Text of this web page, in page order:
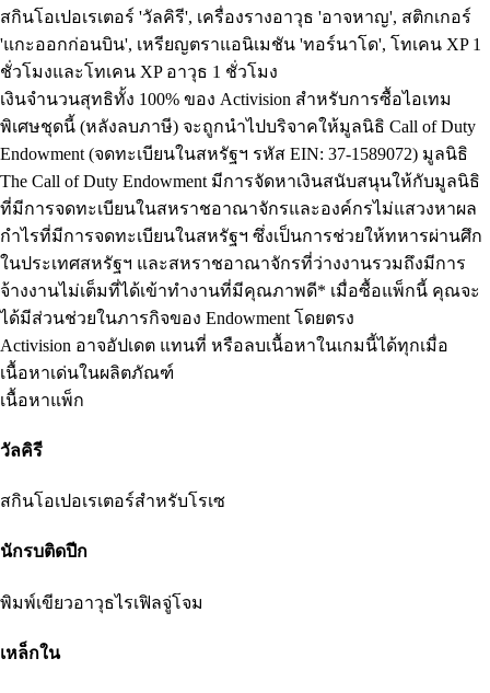
สกินโอเปอเรเตอร์ 'วัลคิรี', เครื่องรางอาวุธ 'อาจหาญ', สติกเกอร์
'แกะออกก่อนบิน', เหรียญตราแอนิเมชัน 'ทอร์นาโด', โทเคน XP 1
ชั่วโมงและโทเคน XP อาวุธ 1 ชั่วโมง
เงินจำนวนสุทธิทั้ง 100% ของ Activision สำหรับการซื้อไอเทม
พิเศษชุดนี้ (หลังลบภาษี) จะถูกนำไปบริจาคให้มูลนิธิ Call of Duty
Endowment (จดทะเบียนในสหรัฐฯ รหัส EIN: 37-1589072) มูลนิธิ
The Call of Duty Endowment มีการจัดหาเงินสนับสนุนให้กับมูลนิธิ
ที่มีการจดทะเบียนในสหราชอาณาจักรและองค์กรไม่แสวงหาผล
กำไรที่มีการจดทะเบียนในสหรัฐฯ ซึ่งเป็นการช่วยให้ทหารผ่านศึก
ในประเทศสหรัฐฯ และสหราชอาณาจักรที่ว่างงานรวมถึงมีการ
จ้างงานไม่เต็มที่ได้เข้าทำงานที่มีคุณภาพดี* เมื่อซื้อแพ็กนี้ คุณจะ
ได้มีส่วนช่วยในภารกิจของ Endowment โดยตรง
Activision อาจอัปเดต แทนที่ หรือลบเนื้อหาในเกมนี้ได้ทุกเมื่อ
เนื้อหาเด่นในผลิตภัณฑ์
เนื้อหาแพ็ก
วัลคิรี
สกินโอเปอเรเตอร์สำหรับโรเซ
นักรบติดปีก
พิมพ์เขียวอาวุธไรเฟิลจู่โจม
เหล็กใน